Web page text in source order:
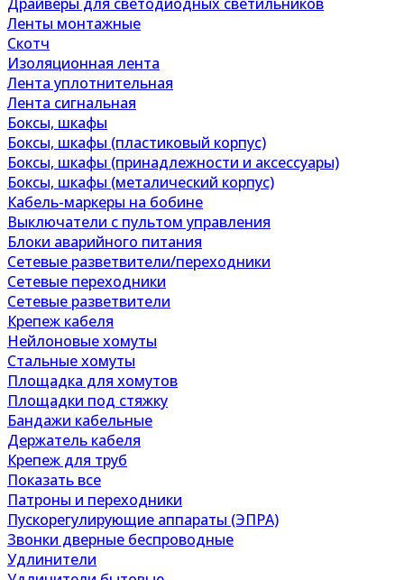
Ленты монтажные
Скотч
Изоляционная лента
Лента уплотнительная
Лента сигнальная
Боксы, шкафы
Боксы, шкафы (пластиковый корпус)
Боксы, шкафы (принадлежности и аксессуары)
Боксы, шкафы (металический корпус)
Кабель-маркеры на бобине
Выключатели с пультом управления
Блоки аварийного питания
Сетевые разветвители/переходники
Сетевые переходники
Сетевые разветвители
Крепеж кабеля
Нейлоновые хомуты
Стальные хомуты
Площадка для хомутов
Площадки под стяжку
Бандажи кабельные
Держатель кабеля
Крепеж для труб
Показать все
Патроны и переходники
Пускорегулирующие аппараты (ЭПРА)
Звонки дверные беспроводные
Удлинители